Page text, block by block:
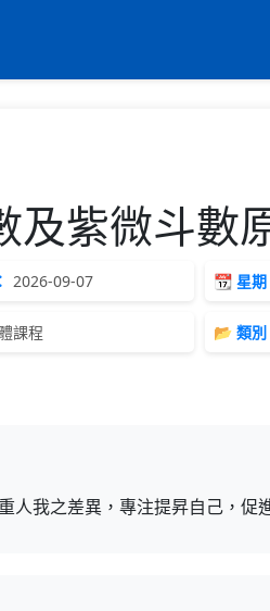
紫微斗數
2026-09-07 📆 星期
課程 📂 類別
人我之差異，專注提昇自己，促